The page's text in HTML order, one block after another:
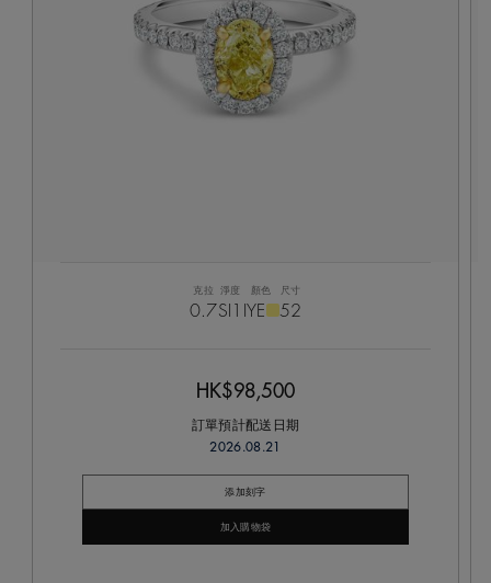
克拉
0.7
淨度
SI1
顏色
IYE
尺寸
52
HK$98,500
訂單預計配送日期
2026.08.21
添加刻字
加入購物袋